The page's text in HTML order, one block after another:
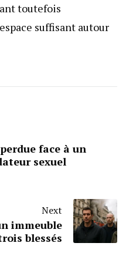
toutefois
suffisant autour
face à un
sexuel
Next
immeuble
blessés